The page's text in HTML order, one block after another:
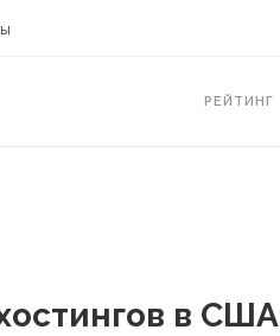
РЕЙТИНГ
в США